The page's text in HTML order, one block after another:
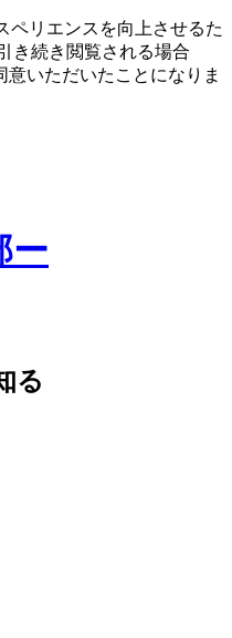
ペリエンスを向上させるた
き続き閲覧される場合
意いただいたことになりま
ー
る